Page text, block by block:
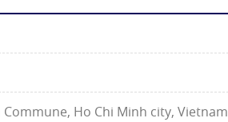
Ho Chi Minh city, Vietnam